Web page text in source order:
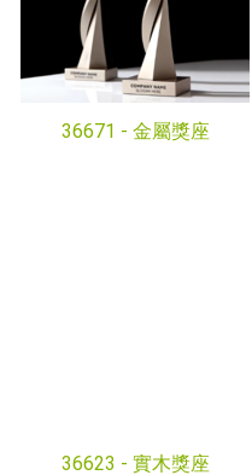
36671 - 金屬獎座
36623 - 實木獎座